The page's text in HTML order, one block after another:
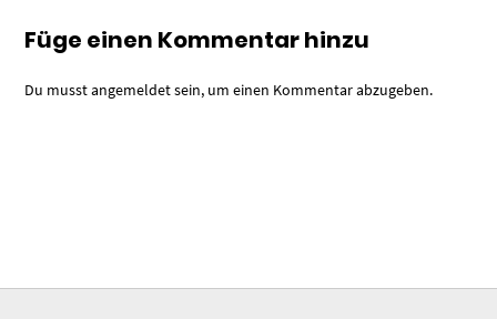
Füge einen Kommentar hinzu
Du musstangemeldetsein, um einen Kommentar abzugeben.